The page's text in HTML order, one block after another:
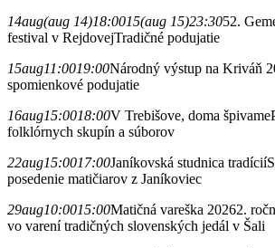
14aug(aug 14)18:0015(aug 15)23:3052.
festival v RejdovejTradičné podujatie
15aug11:0019:00Národný výstup na Kriváň
spomienkové podujatie
16aug15:0018:00V Trebišove, doma špivame
folklórnych skupín a súborov
22aug15:0017:00Janíkovská studnica tradícií
posedenie matičiarov z Janíkoviec
29aug10:0015:00Matičná vareška 20262.
vo varení tradičných slovenských jedál v Šali